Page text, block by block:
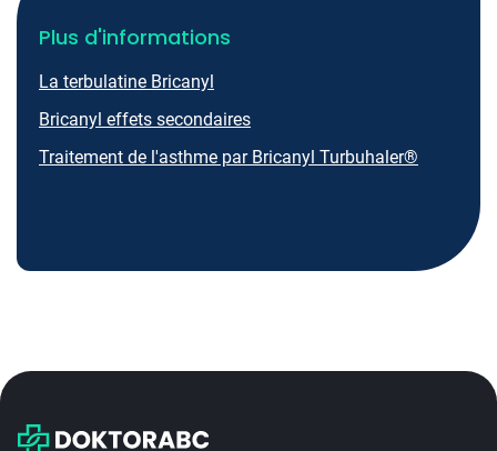
Plus d'informations
La terbulatine Bricanyl
Bricanyl effets secondaires
Traitement de l'asthme par Bricanyl Turbuhaler®